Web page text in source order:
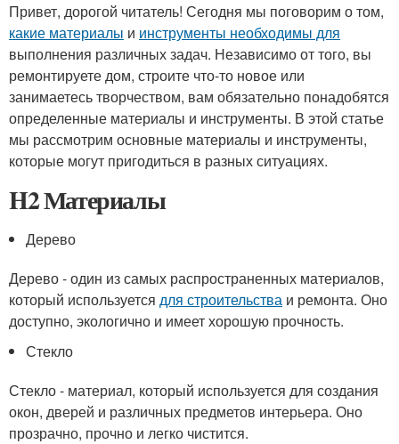
Привет, дорогой читатель! Сегодня мы поговорим о том,
какие материалы и инструменты необходимы для
выполнения различных задач. Независимо от того, вы
ремонтируете дом, строите что-то новое или
занимаетесь творчеством, вам обязательно понадобятся
определенные материалы и инструменты. В этой статье
мы рассмотрим основные материалы и инструменты,
которые могут пригодиться в разных ситуациях.
H2 Материалы
Дерево
Дерево - один из самых распространенных материалов,
который используется для строительства и ремонта. Оно
доступно, экологично и имеет хорошую прочность.
Стекло
Стекло - материал, который используется для создания
окон, дверей и различных предметов интерьера. Оно
прозрачно, прочно и легко чистится.